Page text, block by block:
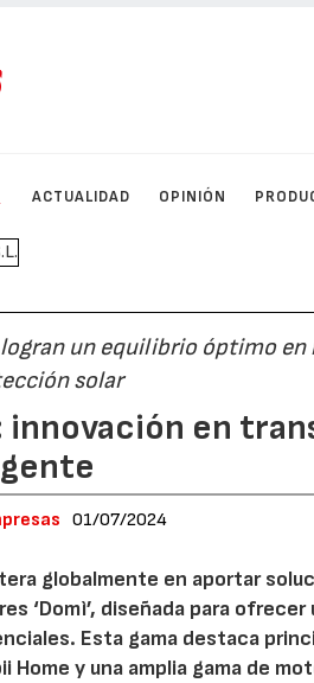
ACTUALIDAD OPINIÓN
un equilibrio óptimo
solar
innovación en
01/07/2024
globalmente en aportar
‘Domì’, diseñada para
Esta gama destaca
Home y una amplia gama de